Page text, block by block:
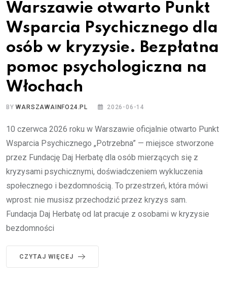
Warszawie otwarto Punkt
Wsparcia Psychicznego dla
osób w kryzysie. Bezpłatna
pomoc psychologiczna na
Włochach
BYWARSZAWAINFO24.PL 2026-06-14
10 czerwca 2026 roku w Warszawie oficjalnie otwarto Punkt
Wsparcia Psychicznego „Potrzebna” — miejsce stworzone
przez Fundację Daj Herbatę dla osób mierzących się z
kryzysami psychicznymi, doświadczeniem wykluczenia
społecznego i bezdomnością. To przestrzeń, która mówi
wprost: nie musisz przechodzić przez kryzys sam.
Fundacja Daj Herbatę od lat pracuje z osobami w kryzysie
bezdomności
CZYTAJ WIĘCEJ